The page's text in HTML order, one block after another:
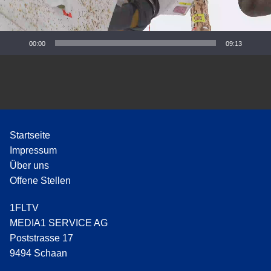
l
a
00:00 09:13
Startseite
Impressum
Über uns
Offene Stellen
1FLTV
MEDIA1 SERVICE AG
Poststrasse 17
9494 Schaan